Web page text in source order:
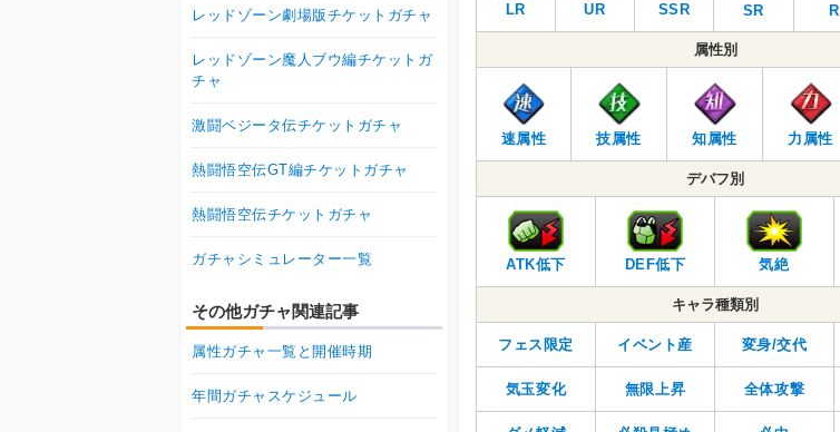
LR UR SSR SR R
属性別
速属性 技属性 知属性 力属性
デバフ別
ATK低下 DEF低下 気絶
キャラ種類別
フェス限定 イベント産 変身/交代
気玉変化 無限上昇 全体攻撃
レッドゾーン劇場版チケットガチャ
レッドゾーン魔人ブウ編チケットガ
チャ
激闘ベジータ伝チケットガチャ
熱闘悟空伝GT編チケットガチャ
熱闘悟空伝チケットガチャ
ガチャシミュレーター一覧
その他ガチャ関連記事
属性ガチャ一覧と開催時期
年間ガチャスケジュール